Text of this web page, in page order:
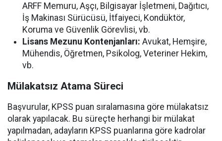
ARFF Memuru, Aşçı, Bilgisayar İşletmeni, Dağıtıcı,
İş Makinası Sürücüsü, İtfaiyeci, Kondüktör,
Koruma ve Güvenlik Görevlisi, vb.
Lisans Mezunu Kontenjanları: Avukat, Hemşire,
Mühendis, Öğretmen, Psikolog, Veteriner Hekim,
vb.
Mülakatsız Atama Süreci
Başvurular, KPSS puan sıralamasına göre mülakatsız
olarak yapılacak. Bu süreçte herhangi bir mülakat
yapılmadan, adayların KPSS puanlarına göre kadrolar